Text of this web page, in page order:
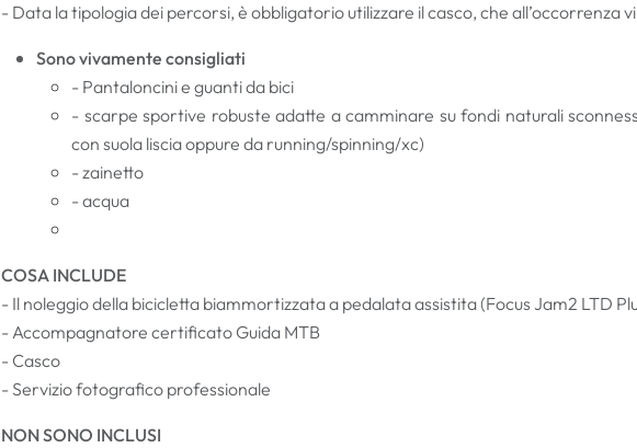
- Data la tipologia dei percorsi, è obbligatorio utilizzare il casco, che all’occorrenza
Sono vivamente consigliati
- Pantaloncini e guanti da bici
- scarpe sportive robuste adatte a camminare su fondi naturali
con suola liscia oppure da running/spinning/xc)
- zainetto
- acqua
COSA INCLUDE
- Il noleggio della bicicletta biammortizzata a pedalata assistita (Focus Jam2 LTD
- Accompagnatore certificato Guida MTB
- Casco
- Servizio fotografico professionale
NON SONO INCLUSI